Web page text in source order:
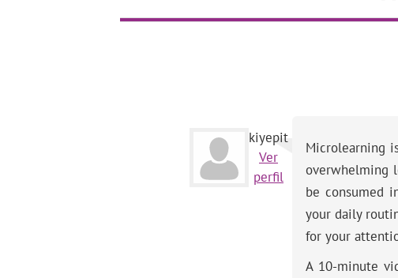
kiyepit
Ver
perfil
Microlearning
overwhelming
be consumed
your daily
for your
A 10-minute